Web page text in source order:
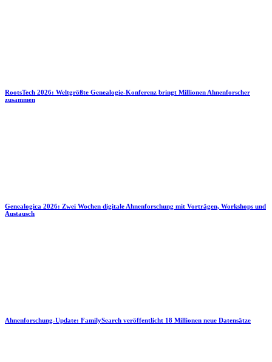
RootsTech 2026: Weltgrößte Genealogie-Konferenz bringt Millionen Ahnenforscher
zusammen
Genealogica 2026: Zwei Wochen digitale Ahnenforschung mit Vorträgen, Workshops und
Austausch
Ahnenforschung-Update: FamilySearch veröffentlicht 18 Millionen neue Datensätze